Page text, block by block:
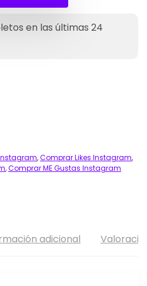
en las últimas 24
,Comprar Likes Instagram,
,Comprar ME Gustas Instagram
adicional